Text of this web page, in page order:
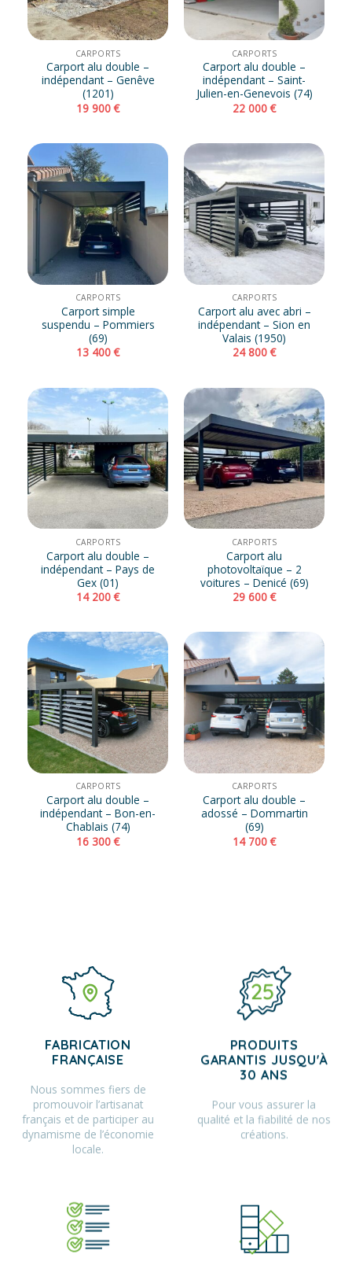
CARPORTS
Carport alu double –
indépendant – Genêve
(1201)
19 900€
CARPORTS
Carport alu double –
indépendant – Saint-
Julien-en-Genevois (74)
22 000€
CARPORTS
Carport simple
suspendu – Pommiers
(69)
13 400€
CARPORTS
Carport alu avec abri –
indépendant – Sion en
Valais (1950)
24 800€
CARPORTS
Carport alu double –
indépendant – Pays de
Gex (01)
14 200€
CARPORTS
Carport alu
photovoltaïque – 2
voitures – Denicé (69)
29 600€
CARPORTS
Carport alu double –
indépendant – Bon-en-
Chablais (74)
16 300€
CARPORTS
Carport alu double –
adossé – Dommartin
(69)
14 700€
FABRICATION
FRANÇAISE
Nous sommes fiers de
promouvoir l’artisanat
français et de participer au
dynamisme de l’économie
locale.
PRODUITS
GARANTIS JUSQU'À
30 ANS
Pour vous assurer la
qualité et la fiabilité de nos
créations.